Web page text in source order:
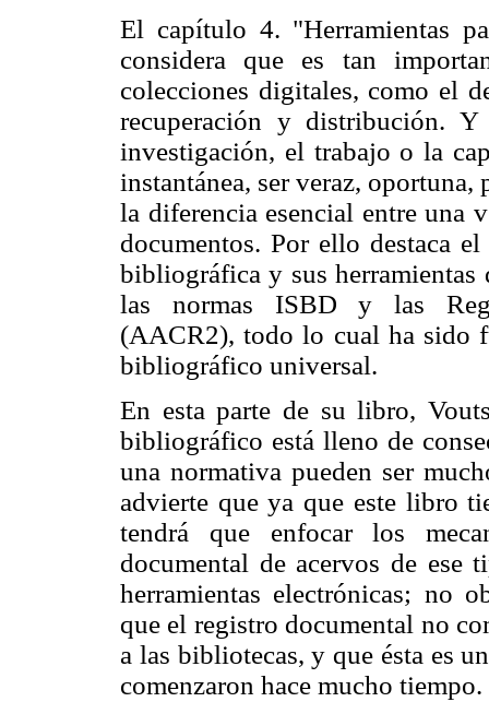
El capítulo 4. "Herramientas
considera que es tan
colecciones digitales, como el
recuperación y distribución.
investigación, el trabajo o la
instantánea, ser veraz,
la diferencia esencial entre una
documentos. Por ello destaca
bibliográfica y sus
las normas ISBD y las
(AACR2), todo lo cual ha sido
bibliográfico universal.
En esta parte de su libro,
bibliográfico está lleno de
una normativa pueden ser
advierte que ya que este libro
tendrá que enfocar los
documental de acervos de ese
herramientas electrónicas; no
que el registro documental no
a las bibliotecas, y que ésta es
comenzaron hace mucho tiempo.